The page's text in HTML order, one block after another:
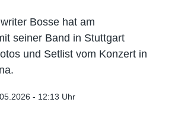
Bosse hat am
seiner Band in Stuttgart
und Setlist vom Konzert in
- 12:13 Uhr